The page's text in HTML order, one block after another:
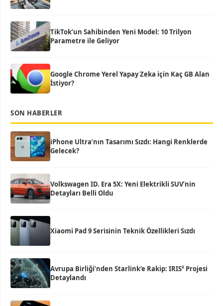
TikTok’un Sahibinden Yeni Model: 10 Trilyon
Parametre ile Geliyor
Google Chrome Yerel Yapay Zeka için Kaç GB Alan
İstiyor?
SON HABERLER
iPhone Ultra’nın Tasarımı Sızdı: Hangi Renklerde
Gelecek?
Volkswagen ID. Era 5X: Yeni Elektrikli SUV’nin
Detayları Belli Oldu
Xiaomi Pad 9 Serisinin Teknik Özellikleri Sızdı
Avrupa Birliği’nden Starlink’e Rakip: IRIS² Projesi
Detaylandı